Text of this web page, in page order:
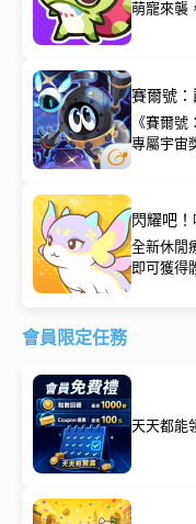
萌寵來襲
賽爾號
《賽爾
專屬宇宙
閃耀吧
全新休閒
即可獲得
會員限定任務
天天都能